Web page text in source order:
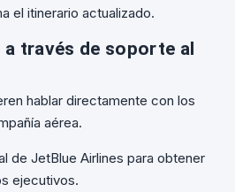
el itinerario actualizado.
a través de soporte al
hablar directamente con los
aérea.
de JetBlue Airlines para obtener
ejecutivos.